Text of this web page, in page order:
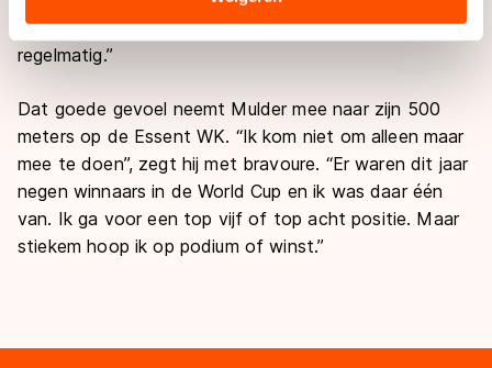
landen buiten de EU, zoals de VS, waar mogelijk geen
adequaat beschermingsniveau geldt volgens de GDPR.
overdracht. Meer informatie vindt u in ons
cookiebeleid
“Ik denk er nu niet meer elk uur aan, maar nog wel
regelmatig.”
Dat goede gevoel neemt Mulder mee naar zijn 500
meters op de Essent WK. “Ik kom niet om alleen maar
mee te doen”, zegt hij met bravoure. “Er waren dit jaar
negen winnaars in de World Cup en ik was daar één
van. Ik ga voor een top vijf of top acht positie. Maar
stiekem hoop ik op podium of winst.”